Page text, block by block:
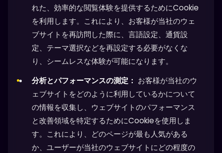
れた、効率的な閲覧体験を提供するためにCookie
を利用します。これにより、お客様が当社のウェ
ブサイトを再訪問した際に、言語設定、通貨設
定、テーマ選択などを再設定する必要がなくな
り、シームレスな体験が可能になります。
分析とパフォーマンスの測定： お客様が当社のウ
ェブサイトをどのように利用しているかについて
の情報を収集し、ウェブサイトのパフォーマンス
と改善領域を特定するためにCookieを使用しま
す。これにより、どのページが最も人気がある
か、ユーザーが当社のウェブサイトにどの程度の